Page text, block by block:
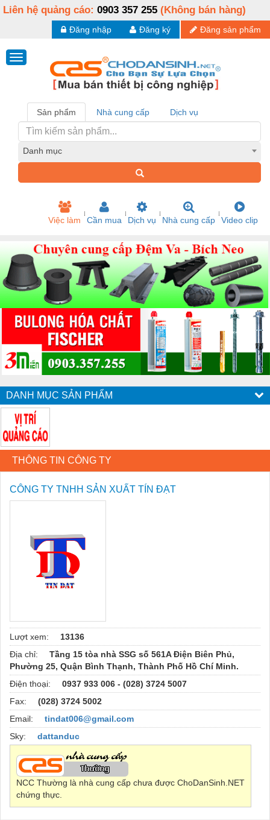
Liên hệ quảng cáo: 0903 357 255 (Không bán hàng)
Đăng sản phẩm
Đăng ký
Đăng nhập
Sản phẩm Nhà cung cấp Dịch vụ
Danh mục
Việc làm Cần mua Dịch vụ Nhà cung cấp Video clip
DANH MỤC SẢN PHẨM
THÔNG TIN CÔNG TY
CÔNG TY TNHH SẢN XUẤT TÍN ĐẠT
Lượt xem:
13136
Địa chỉ:
Tầng 15 tòa nhà SSG số 561A Điện Biên Phủ,
Phường 25, Quận Bình Thạnh, Thành Phố Hồ Chí Minh.
Điện thoại:
0937 933 006 - (028) 3724 5007
Fax:
(028) 3724 5002
Email:
tindat006@gmail.com
Sky:
dattanduc
NCC Thường là nhà cung cấp chưa được ChoDanSinh.NET
chứng thực.